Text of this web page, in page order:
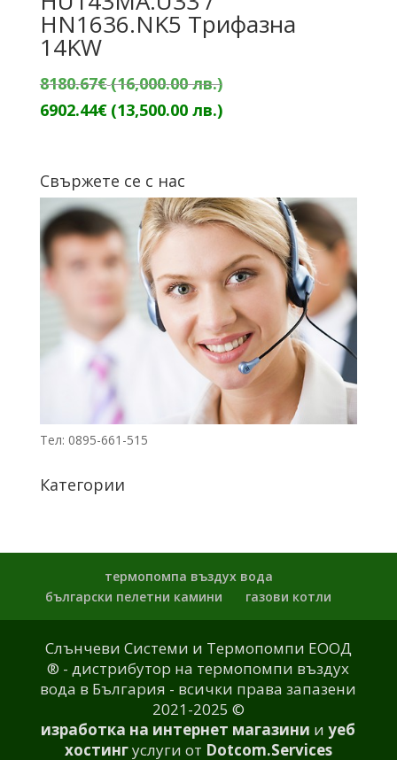
HN1636.NK5 Трифазна
14KW
8180.67€(16,000.00 лв.)Original
price
лв.).
6902.44€ (13,500.00 лв.)Текущата
(13,500.00
лв.).
Свържете се с нас
Тел: 0895-661-515
Категории
термопомпа въздух вода
български пелетни камини
газови котли
Слънчеви Системи и Термопомпи ЕООД
® - дистрибутор на термопомпи въздух
вода в България - всички права запазени
2021-2025 ©
изработка на интернет магазини иуеб
хостингуслуги от Dotcom.Services